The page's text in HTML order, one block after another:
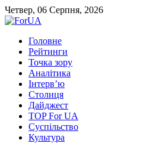
Четвер, 06 Серпня, 2026
Головне
Рейтинги
Точка зору
Аналітика
Інтерв’ю
Столиця
Дайджест
TOP For UA
Суспiльство
Культура